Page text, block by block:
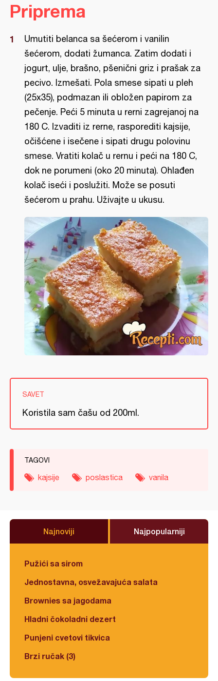
Priprema
Umutiti belanca sa šećerom i vanilin
šećerom, dodati žumanca. Zatim dodati i
jogurt, ulje, brašno, pšenični griz i prašak za
pecivo. Izmešati. Pola smese sipati u pleh
(25x35), podmazan ili obložen papirom za
pečenje. Peći 5 minuta u rerni zagrejanoj na
180 C. Izvaditi iz rerne, rasporediti kajsije,
očišćene i isečene i sipati drugu polovinu
smese. Vratiti kolač u rernu i peći na 180 C,
dok ne porumeni (oko 20 minuta). Ohlađen
kolač iseći i poslužiti. Može se posuti
šećerom u prahu. Uživajte u ukusu.
SAVET
Koristila sam čašu od 200ml.
TAGOVI
kajsije poslastica vanila
Najnoviji Najpopularniji
Pužići sa sirom
Jednostavna, osvežavajuća salata
Brownies sa jagodama
Hladni čokoladni dezert
Punjeni cvetovi tikvica
Brzi ručak (3)